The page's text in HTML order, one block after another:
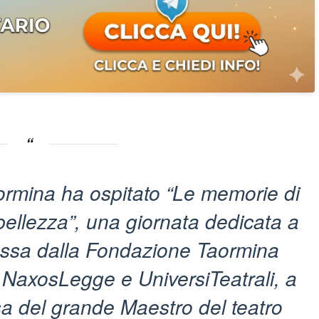
ha ospitato “Le memorie di
una giornata dedicata a
dalla Fondazione Taormina
e UniversiTeatrali, a
del grande Maestro del teatro